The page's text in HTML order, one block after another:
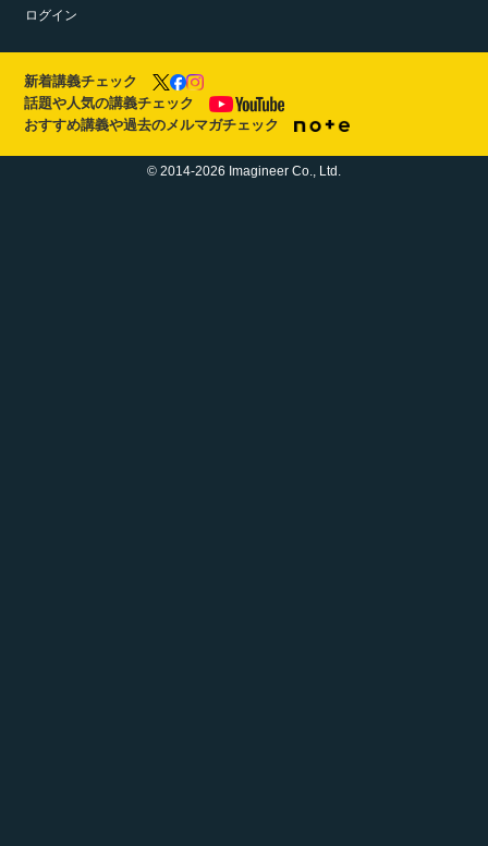
ログイン
新着講義チェック
話題や人気の講義チェック
おすすめ講義や過去のメルマガチェック
© 2014-2026 Imagineer Co., Ltd.